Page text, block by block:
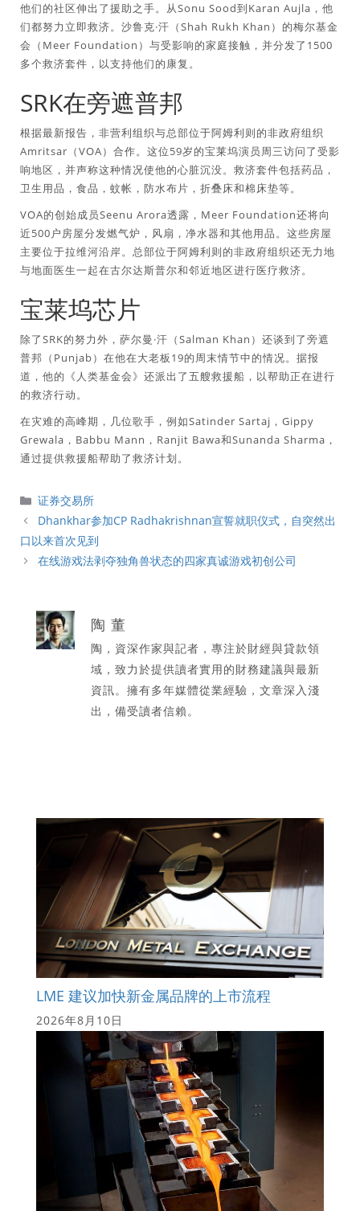
他们的社区伸出了援助之手。从Sonu Sood到Karan Aujla，他
们都努力立即救济。沙鲁克·汗（Shah Rukh Khan）的梅尔基金
会（Meer Foundation）与受影响的家庭接触，并分发了1500
多个救济套件，以支持他们的康复。
SRK在旁遮普邦
根据最新报告，非营利组织与总部位于阿姆利则的非政府组织
Amritsar（VOA）合作。这位59岁的宝莱坞演员周三访问了受影
响地区，并声称这种情况使他的心脏沉没。救济套件包括药品，
卫生用品，食品，蚊帐，防水布片，折叠床和棉床垫等。
VOA的创始成员Seenu Arora透露，Meer Foundation还将向
近500户房屋分发燃气炉，风扇，净水器和其他用品。这些房屋
主要位于拉维河沿岸。总部位于阿姆利则的非政府组织还无力地
与地面医生一起在古尔达斯普尔和邻近地区进行医疗救济。
宝莱坞芯片
除了SRK的努力外，萨尔曼·汗（Salman Khan）还谈到了旁遮
普邦（Punjab）在他在大老板19的周末情节中的情况。据报
道，他的《人类基金会》还派出了五艘救援船，以帮助正在进行
的救济行动。
在灾难的高峰期，几位歌手，例如Satinder Sartaj，Gippy
Grewala，Babbu Mann，Ranjit Bawa和Sunanda Sharma，
通过提供救援船帮助了救济计划。
分
類
证券交易所
Dhankhar参加CP Radhakrishnan宣誓就职仪式，自突然出
口以来首次见到
在线游戏法剥夺独角兽状态的四家真诚游戏初创公司
陶 董
陶，資深作家與記者，專注於財經與貸款領
域，致力於提供讀者實用的財務建議與最新
資訊。擁有多年媒體從業經驗，文章深入淺
出，備受讀者信賴。
LME 建议加快新金属品牌的上市流程
2026年8月10日